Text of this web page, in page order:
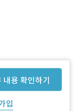
내용 확인하기
입